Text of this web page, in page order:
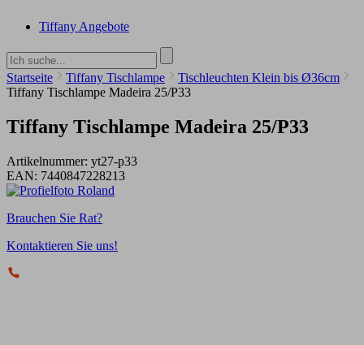
Tiffany Angebote
Startseite Tiffany Tischlampe
Tischleuchten Klein bis Ø36cm
Tiffany Tischlampe Madeira 25/P33
Tiffany Tischlampe Madeira 25/P33
Artikelnummer: yt27-p33
EAN: 7440847228213
Brauchen Sie Rat?
Kontaktieren Sie uns!